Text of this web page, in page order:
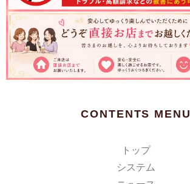
CONTENTS MENU
トップ
システム